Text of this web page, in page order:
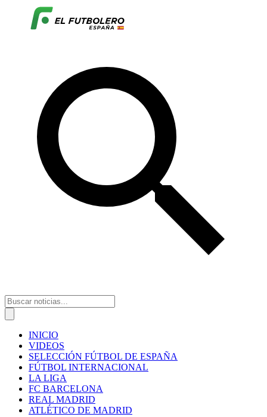
INICIO
VIDEOS
SELECCIÓN FÚTBOL DE ESPAÑA
FÚTBOL INTERNACIONAL
LA LIGA
FC BARCELONA
REAL MADRID
ATLÉTICO DE MADRID